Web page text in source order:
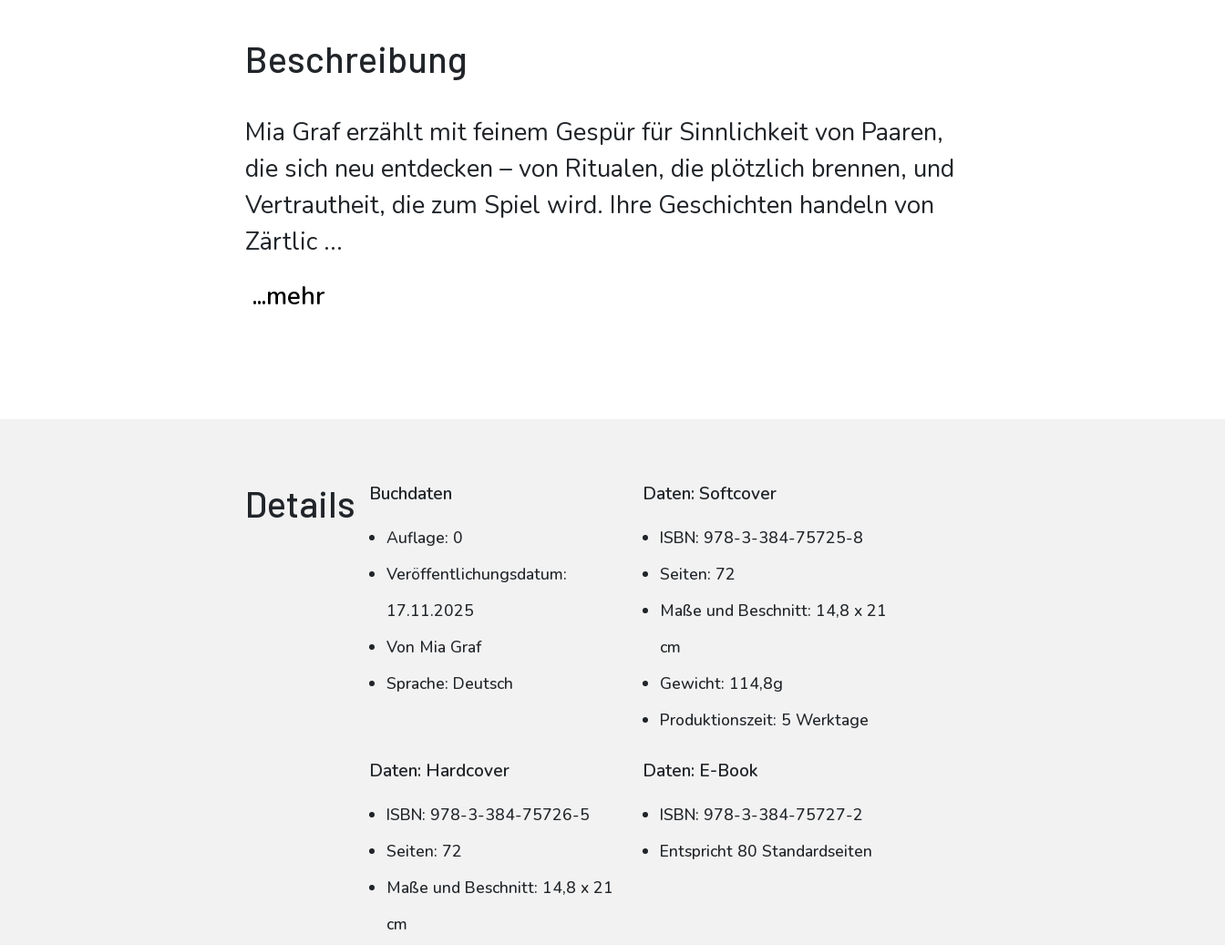
Beschreibung
Mia Graf erzählt mit feinem Gespür für Sinnlichkeit von Paaren,
die sich neu entdecken – von Ritualen, die plötzlich brennen, und
Vertrautheit, die zum Spiel wird. Ihre Geschichten handeln von
Zärtlic...
...mehr
Details Buchdaten
Auflage: 0
Veröffentlichungsdatum:
17.11.2025
Von Mia Graf
Sprache: Deutsch
Daten: Softcover
ISBN: 978-3-384-75725-8
Seiten: 72
Maße und Beschnitt: 14,8 x 21
cm
Gewicht: 114,8g
Produktionszeit: 5 Werktage
Daten: Hardcover
ISBN: 978-3-384-75726-5
Seiten: 72
Maße und Beschnitt: 14,8 x 21
cm
Daten: E-Book
ISBN: 978-3-384-75727-2
Entspricht 80 Standardseiten